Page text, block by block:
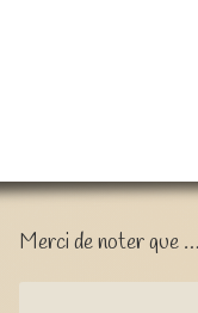
Merci de noter que …